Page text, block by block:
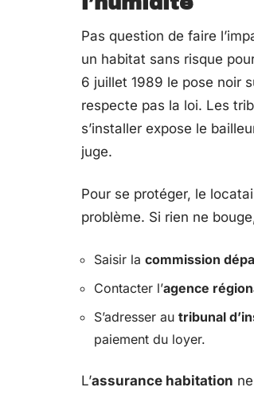
Pas question de faire
un habitat sans risque
6 juillet 1989 le pose noir
respecte pas la loi. Les
s’installer expose le
juge.
Pour se protéger, le
problème. Si rien ne
Saisir la commission
Contacter l’agence
S’adresser au tribunal
paiement du loyer.
L’assurance habitation